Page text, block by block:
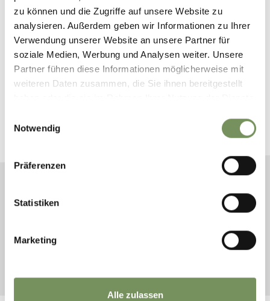
zu können und die Zugriffe auf unsere Website zu
analysieren. Außerdem geben wir Informationen zu Ihrer
Verwendung unserer Website an unsere Partner für
soziale Medien, Werbung und Analysen weiter. Unsere
Partner führen diese Informationen möglicherweise mit
weiteren Daten zusammen, die Sie ihnen bereitgestellt
Notwendig
Präferenzen
Statistiken
Marketing
Alle zulassen
BUCHE DEINEN URLAUB
Finde hier die passende Unterkunft für deinen
Urlaub